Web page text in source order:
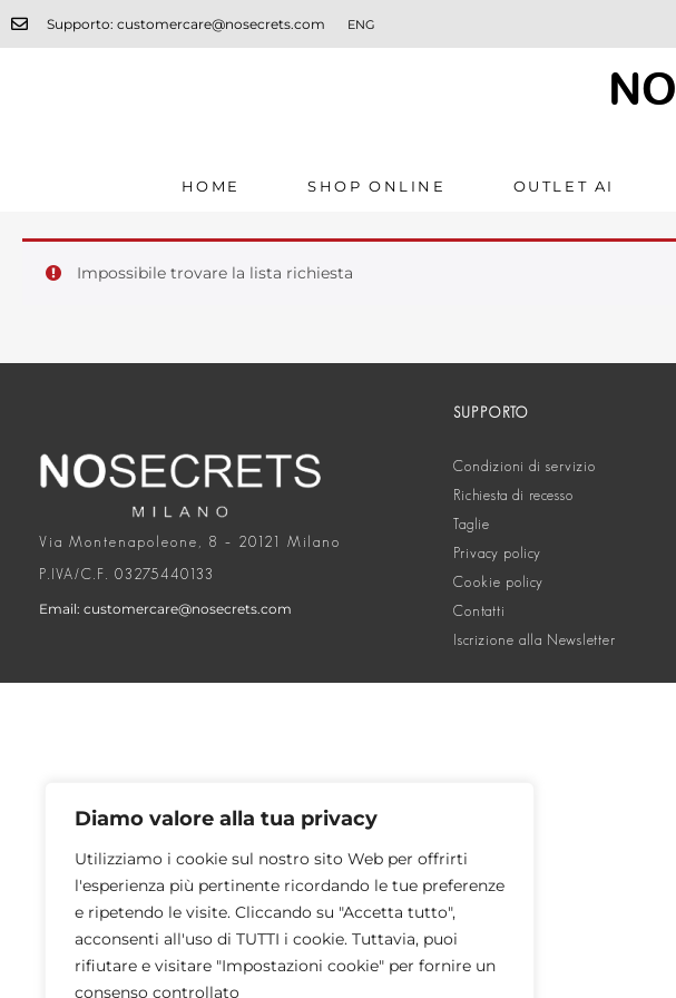
Diamo valore alla tua privacy
Utilizziamo i cookie sul nostro sito Web per offrirti
l'esperienza più pertinente ricordando le tue preferenze
e ripetendo le visite. Cliccando su "Accetta tutto",
acconsenti all'uso di TUTTI i cookie. Tuttavia, puoi
rifiutare e visitare "Impostazioni cookie" per fornire un
consenso controllato
Supporto: customercare@nosecrets.com ENG
NO
HOME SHOP ONLINE OUTLET AI
Impossibile trovare la lista richiesta
Via Montenapoleone, 8 – 20121 Milano
P.IVA/C.F. 03275440133
Email: customercare@nosecrets.com
SUPPORTO
Condizioni di servizio
Richiesta di recesso
Taglie
Privacy policy
Cookie policy
Contatti
Iscrizione alla Newsletter